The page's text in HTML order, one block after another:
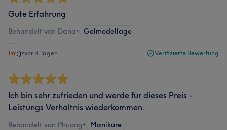
Gute Erfahrung
Behandelt von Dana• Gelmodellage
:)•vor 4 Tagen Verifizierte Bewertung
Ich bin sehr zufrieden und werde für dieses Preis -
Leistungs Verhältnis wiederkommen.
Behandelt von Phuong• Maniküre